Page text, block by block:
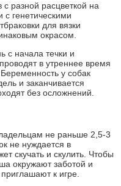
разной расцветкой на
генетическими
для вязки
окрасом.
с начала течки и
в утреннее время
у собак
и заканчивается
без осложнений.
не раньше 2,5-3
не нуждается в
скучать и скулить. Чтобы
окружают заботой и
к игре.